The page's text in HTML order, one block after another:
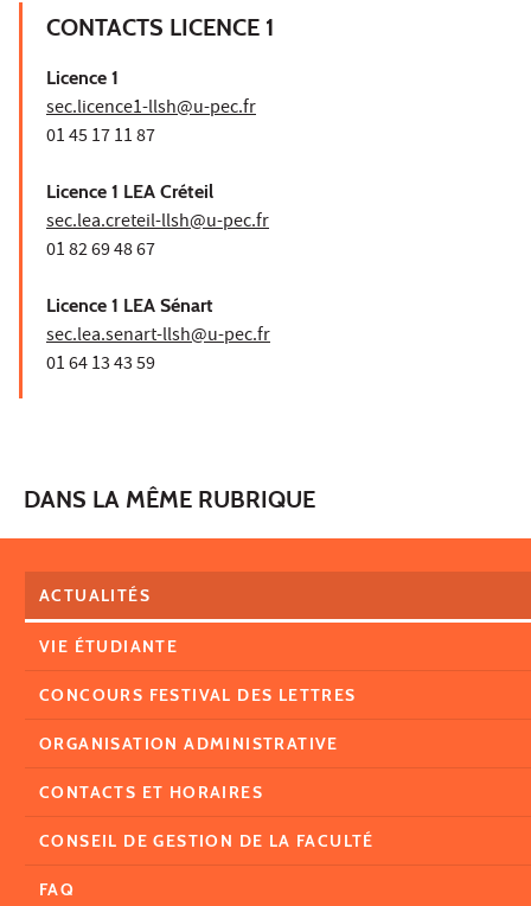
CONTACTS LICENCE 1
Licence 1
sec.licence1-llsh@u-pec.fr
01 45 17 11 87
Licence 1 LEA Créteil
sec.lea.creteil-llsh@u-pec.fr
01 82 69 48 67
Licence 1 LEA Sénart
sec.lea.senart-llsh@u-pec.fr
01 64 13 43 59
DANS LA MÊME RUBRIQUE
ACTUALITÉS
VIE ÉTUDIANTE
CONCOURS FESTIVAL DES LETTRES
ORGANISATION ADMINISTRATIVE
CONTACTS ET HORAIRES
CONSEIL DE GESTION DE LA FACULTÉ
FAQ